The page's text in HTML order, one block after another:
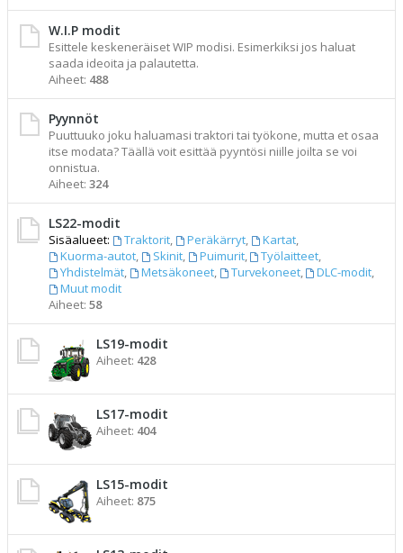
W.I.P modit
Esittele keskeneräiset WIP modisi. Esimerkiksi jos haluat
saada ideoita ja palautetta.
Aiheet: 488
Pyynnöt
Puuttuuko joku haluamasi traktori tai työkone, mutta et osaa
itse modata? Täällä voit esittää pyyntösi niille joilta se voi
onnistua.
Aiheet: 324
LS22-modit
Sisäalueet: Traktorit, Peräkärryt, Kartat,
Kuorma-autot, Skinit, Puimurit, Työlaitteet,
Yhdistelmät, Metsäkoneet, Turvekoneet, DLC-modit,
Muut modit
Aiheet: 58
LS19-modit
Aiheet: 428
LS17-modit
Aiheet: 404
LS15-modit
Aiheet: 875